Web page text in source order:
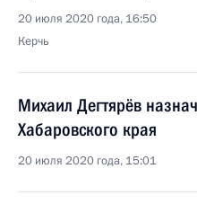
20 июля 2020 года, 16:50
Керчь
Михаил Дегтярёв
Хабаровского края
20 июля 2020 года, 15:01